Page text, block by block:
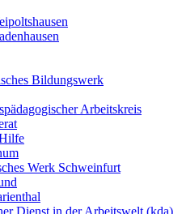
Bildungswerk
Arbeitskreis
Werk Schweinfurt
Dienst in der Arbeitswelt (kda)